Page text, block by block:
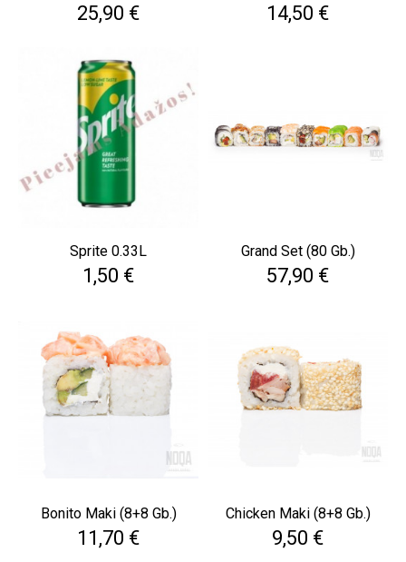
Cena
25,90 € Cena
14,50 €
Sprite 0.33L
Cena
1,50 €
Grand Set (80 Gb.)
Cena
57,90 €
Bonito Maki (8+8 Gb.)
Cena
11,70 €
Chicken Maki (8+8 Gb.)
Cena
9,50 €